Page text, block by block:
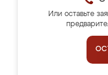
Или оставьте